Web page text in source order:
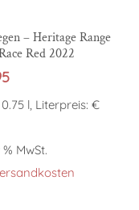
den Warenkorb
– Heritage Range
Red 2022
l, Literpreis: €
% MwSt.